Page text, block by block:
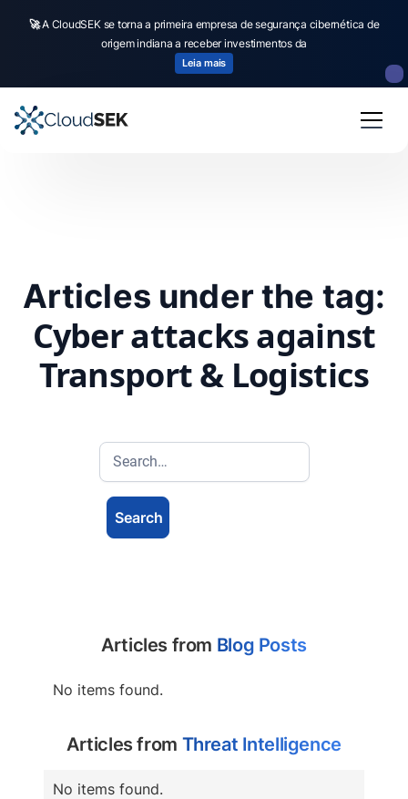
🚀A CloudSEK se torna a primeira empresa de segurança cibernética de
origem indiana a receber investimentos da
Leia mais
Articles under the tag:
Cyber attacks against
Transport & Logistics
Articles from Blog Posts
No items found.
Articles from Threat Intelligence
No items found.